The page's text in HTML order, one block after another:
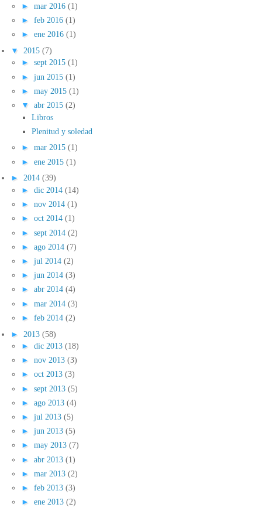
► mar 2016 (1)
► feb 2016 (1)
► ene 2016 (1)
▼ 2015 (7)
► sept 2015 (1)
► jun 2015 (1)
► may 2015 (1)
▼ abr 2015 (2)
Libros
Plenitud y soledad
► mar 2015 (1)
► ene 2015 (1)
► 2014 (39)
► dic 2014 (14)
► nov 2014 (1)
► oct 2014 (1)
► sept 2014 (2)
► ago 2014 (7)
► jul 2014 (2)
► jun 2014 (3)
► abr 2014 (4)
► mar 2014 (3)
► feb 2014 (2)
► 2013 (58)
► dic 2013 (18)
► nov 2013 (3)
► oct 2013 (3)
► sept 2013 (5)
► ago 2013 (4)
► jul 2013 (5)
► jun 2013 (5)
► may 2013 (7)
► abr 2013 (1)
► mar 2013 (2)
► feb 2013 (3)
► ene 2013 (2)